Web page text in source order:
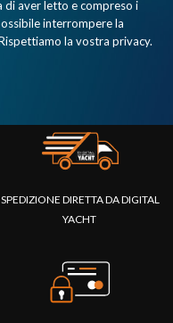
di aver letto e compreso i
interrompere la
la vostra privacy.
SPEDIZIONE DIRETTA DA DIGITAL
YACHT